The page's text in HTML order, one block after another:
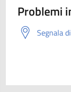
Problemi
Segnala